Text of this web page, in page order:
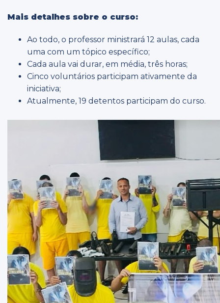
Mais detalhes sobre o curso:
Ao todo, o professor ministrará 12 aulas, cada
uma com um tópico específico;
Cada aula vai durar, em média, três horas;
Cinco voluntários participam ativamente da
iniciativa;
Atualmente, 19 detentos participam do curso.